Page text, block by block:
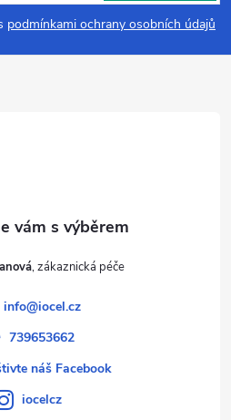
podmínkami ochrany osobních údajů
info@iocel.cz
739653662
náš Facebook
iocelcz